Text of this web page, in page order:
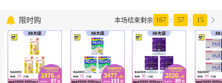
 限时购 本场结束剩余 167 : 57 : 14 